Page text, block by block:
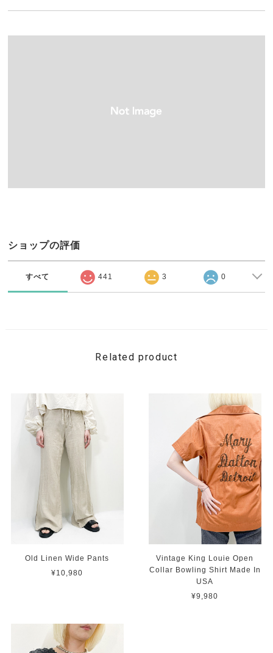
ショップの評価
すべて 441 3 0
Related product
Old Linen Wide Pants
¥10,980
Vintage King Louie Open
Collar Bowling Shirt Made In
USA
¥9,980